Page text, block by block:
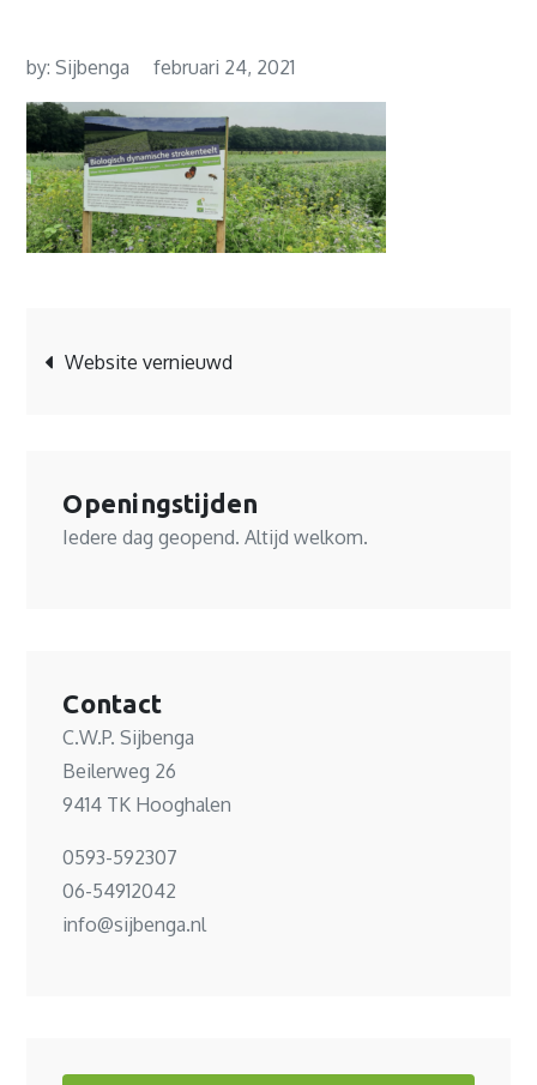
by:Sijbenga februari 24, 2021
navigatie
Website vernieuwd
Openingstijden
Iedere dag geopend. Altijd welkom.
Contact
C.W.P. Sijbenga
Beilerweg 26
9414 TK Hooghalen
0593-592307
06-54912042
info@sijbenga.nl